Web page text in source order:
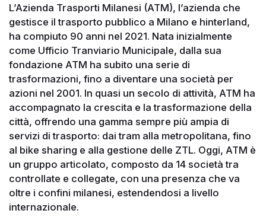
L’Azienda Trasporti Milanesi (ATM), l’azienda che
gestisce il trasporto pubblico a Milano e hinterland,
ha compiuto 90 anni nel 2021. Nata inizialmente
come Ufficio Tranviario Municipale, dalla sua
fondazione ATM ha subito una serie di
trasformazioni, fino a diventare una società per
azioni nel 2001. In quasi un secolo di attività, ATM ha
accompagnato la crescita e la trasformazione della
città, offrendo una gamma sempre più ampia di
servizi di trasporto: dai tram alla metropolitana, fino
al bike sharing e alla gestione delle ZTL. Oggi, ATM è
un gruppo articolato, composto da 14 società tra
controllate e collegate, con una presenza che va
oltre i confini milanesi, estendendosi a livello
internazionale.